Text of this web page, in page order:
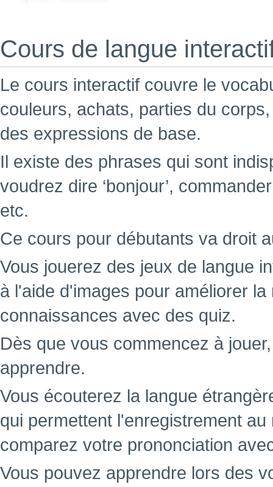
Cours de langue
Le cours interactif couvre le
couleurs, achats, parties du
des expressions de base.
Il existe des phrases qui sont
voudrez dire ‘bonjour’,
etc.
Ce cours pour débutants va droit
Vous jouerez des jeux de langue
à l'aide d'images pour améliorer
connaissances avec des quiz.
Dès que vous commencez à
apprendre.
Vous écouterez la langue
qui permettent l'enregistrement
comparez votre prononciation
Vous pouvez apprendre lors des